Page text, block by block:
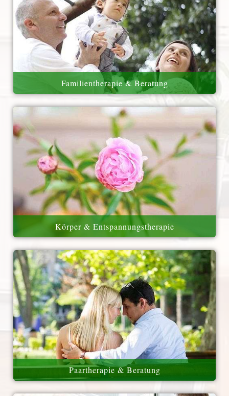
Familientherapie & Beratung
Körper & Entspannungstherapie
Paartherapie & Beratung